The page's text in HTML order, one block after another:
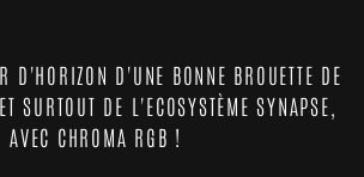
D'HORIZON D'UNE BONNE BROUETTE DE
SURTOUT DE L'ECOSYSTÈME SYNAPSE,
AVEC CHROMA RGB !